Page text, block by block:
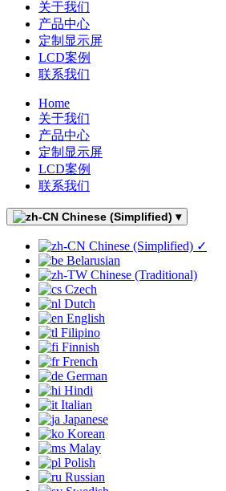
关于我们
产品中心
定制显示屏
LCD案例
联系我们
Home
关于我们
产品中心
定制显示屏
LCD案例
联系我们
Chinese (Simplified) ▾
Chinese (Simplified) ✓
Belarusian
Chinese (Traditional)
Czech
Dutch
English
Filipino
Finnish
French
German
Hindi
Italian
Japanese
Korean
Malay
Polish
Russian